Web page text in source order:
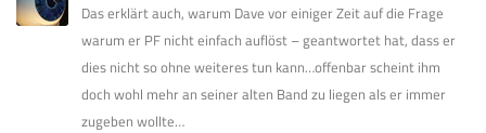
Das erklärt auch, warum Dave vor einiger Zeit auf die Frage
warum er PF nicht einfach auflöst – geantwortet hat, dass er
dies nicht so ohne weiteres tun kann…offenbar scheint ihm
doch wohl mehr an seiner alten Band zu liegen als er immer
zugeben wollte…